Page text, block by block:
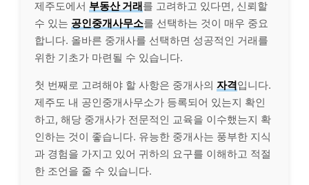
제주도에서 부동산 거래를 고려하고 있다면, 신뢰할
수 있는 공인중개사무소를 선택하는 것이 매우 중요
합니다. 올바른 중개사를 선택하면 성공적인 거래를
위한 기초가 마련될 수 있습니다.
첫 번째로 고려해야 할 사항은 중개사의 자격입니다.
제주도 내 공인중개사무소가 등록되어 있는지 확인
하고, 해당 중개사가 전문적인 교육을 이수했는지 확
인하는 것이 좋습니다. 유능한 중개사는 풍부한 지식
과 경험을 가지고 있어 귀하의 요구를 이해하고 적절
한 조언을 줄 수 있습니다.